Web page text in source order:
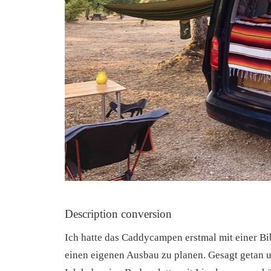
Description conversion
Ich hatte das Caddycampen erstmal mit einer
einen eigenen Ausbau zu planen. Gesagt